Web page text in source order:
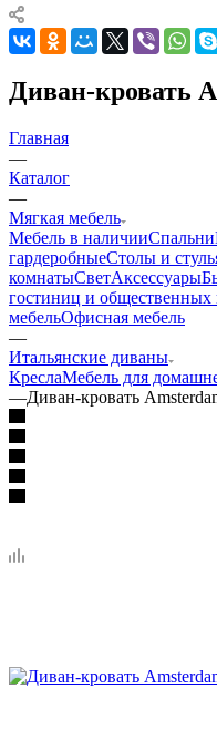
Диван-кровать
Главная
—
Каталог
—
Мягкая мебель
Мебель в наличииСпальни
гардеробныеСтолы и
комнатыСветАксессуары
гостиниц и
мебельОфисная мебель
—
Итальянские диваны
КреслаМебель для
—Диван-кровать